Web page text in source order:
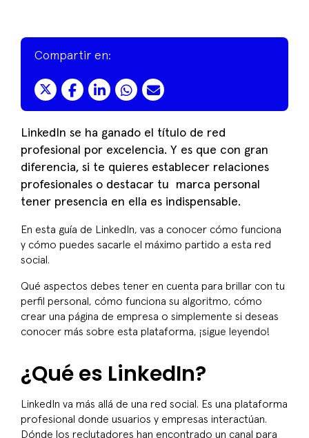
Compartir en:
LinkedIn se ha ganado el título de red
profesional por excelencia. Y es que con gran
diferencia, si te quieres establecer relaciones
profesionales o destacar tu marca personal
tener presencia en ella es indispensable.
En esta guía de LinkedIn, vas a conocer cómo funciona
y cómo puedes sacarle el máximo partido a esta red
social.
Qué aspectos debes tener en cuenta para brillar con tu
perfil personal, cómo funciona su algoritmo, cómo
crear una página de empresa o simplemente si deseas
conocer más sobre esta plataforma, ¡sigue leyendo!
¿Qué es LinkedIn?
LinkedIn va más allá de una red social. Es una plataforma
profesional donde usuarios y empresas interactúan.
Dónde los reclutadores han encontrado un canal para